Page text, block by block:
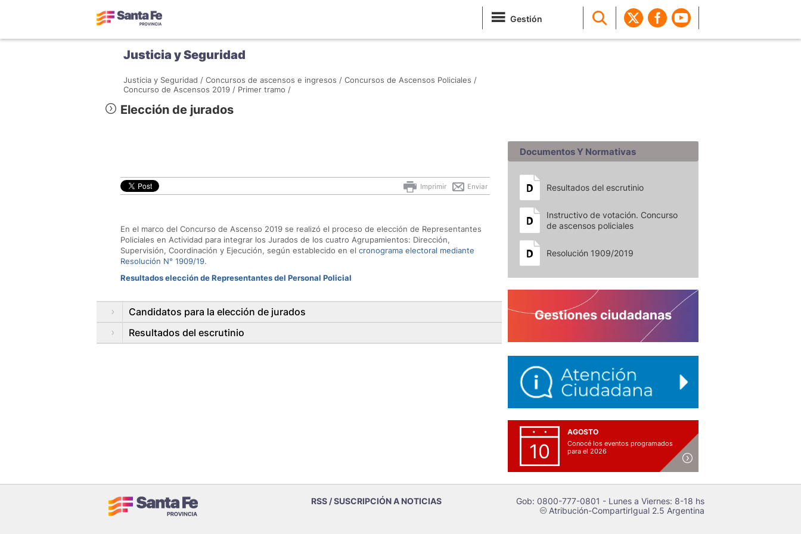
Gestión
Justicia y Seguridad
Justicia y Seguridad / Concursos de ascensos e ingresos / Concursos de Ascensos Policiales /
Concurso de Ascensos 2019 / Primer tramo /
Elección de jurados
Enviar
Imprimir
En el marco del Concurso de Ascenso 2019 se realizó el proceso de elección de Representantes
Policiales en Actividad para integrar los Jurados de los cuatro Agrupamientos: Dirección,
Supervisión, Coordinación y Ejecución, según establecido en el cronograma electoral mediante
Resolución N° 1909/19.
Resultados elección de Representantes del Personal Policial
Candidatos para la elección de jurados
Resultados del escrutinio
Documentos Y Normativas
Resultados del escrutinio
Instructivo de votación. Concurso
de ascensos policiales
Resolución 1909/2019
10
AGOSTO
Conocé los eventos programados
para el 2026
RSS / SUSCRIPCIÓN A NOTICIAS Gob: 0800-777-0801 - Lunes a Viernes: 8-18 hs
cAtribución-CompartirIgual 2.5 Argentina